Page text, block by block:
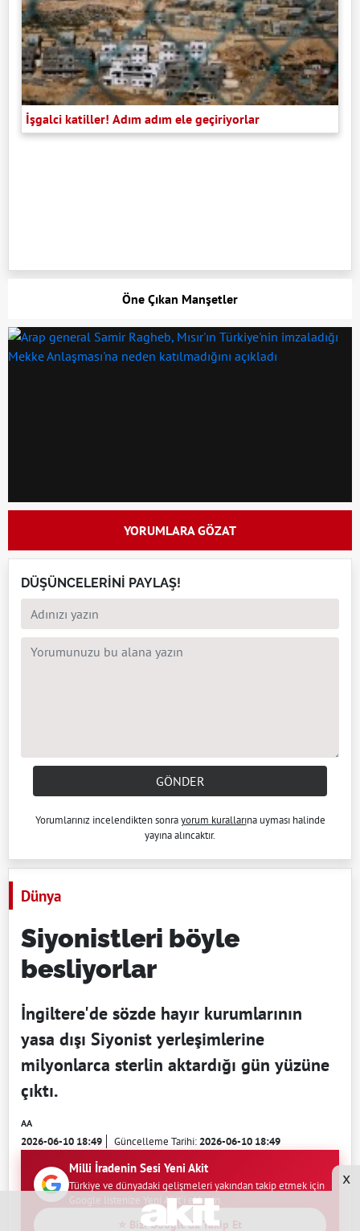
İşgalci katiller! Adım adım ele geçiriyorlar
Öne Çıkan Manşetler
YORUMLARA GÖZAT
DÜŞÜNCELERİNİ PAYLAŞ!
GÖNDER
Yorumlarınız incelendikten sonrayorum kurallarına uyması halinde
yayına alıncaktır.
Dünya
Siyonistleri böyle
besliyorlar
İngiltere'de sözde hayır kurumlarının
yasa dışı Siyonist yerleşimlerine
milyonlarca sterlin aktardığı gün yüzüne
çıktı.
AA
2026-06-10 18:49 Güncelleme Tarihi:2026-06-10 18:49
Milli İradenin Sesi Yeni Akit
Türkiye ve dünyadaki gelişmeleri yakından takip etmek için
Google listenize Yeni Akit'i ekleyin.
⭐ Bizi Google'da Takip Et
x